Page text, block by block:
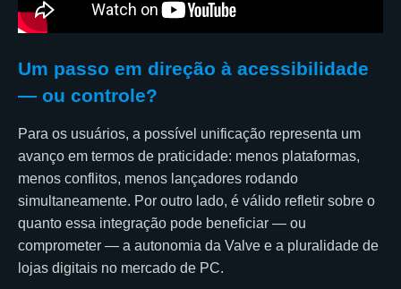
Um passo em direção à acessibilidade
— ou controle?
Para os usuários, a possível unificação representa um
avanço em termos de praticidade: menos plataformas,
menos conflitos, menos lançadores rodando
simultaneamente. Por outro lado, é válido refletir sobre o
quanto essa integração pode beneficiar — ou
comprometer — a autonomia da Valve e a pluralidade de
lojas digitais no mercado de PC.